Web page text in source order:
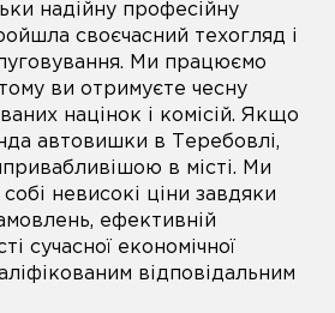
надійну професійну
своєчасний техогляд і
Ми працюємо
ви отримуєте чесну
націнок і комісій. Якщо
автовишки в Теребовлі,
в місті. Ми
невисокі ціни завдяки
ефективній
сучасної економічної
відповідальним